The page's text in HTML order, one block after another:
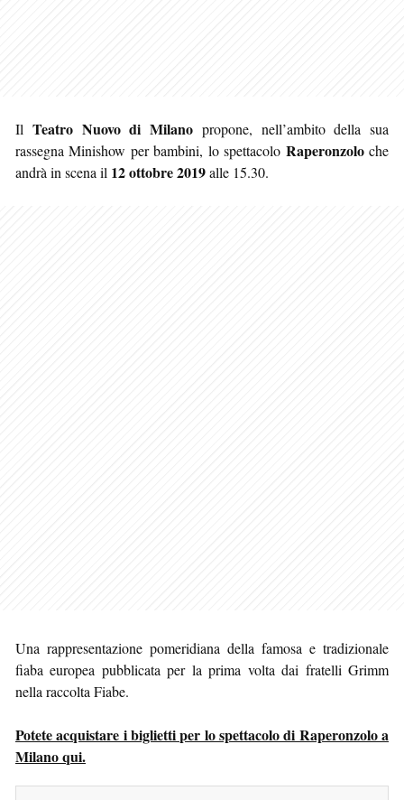
Il Teatro Nuovo di Milano propone, nell’ambito della sua
rassegna Minishow per bambini, lo spettacolo Raperonzoloche
andrà in scena il 12 ottobre 2019alle 15.30.
Una rappresentazione pomeridiana della famosa e tradizionale
fiaba europea pubblicata per la prima volta dai fratelli Grimm
nella raccolta Fiabe.
Potete acquistare i biglietti per lo spettacolo di Raperonzolo a
Milano qui.